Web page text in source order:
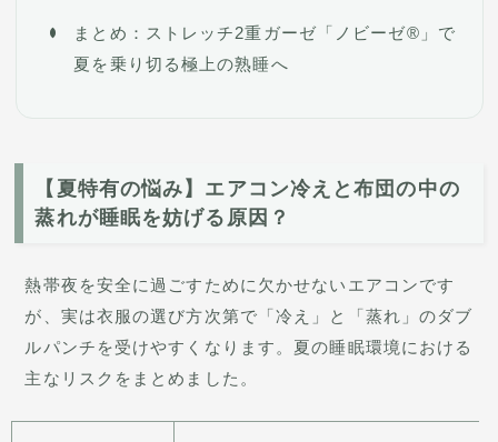
まとめ：ストレッチ2重ガーゼ「ノビーゼ®」で
夏を乗り切る極上の熟睡へ
【夏特有の悩み】エアコン冷えと布団の中の
蒸れが睡眠を妨げる原因？
熱帯夜を安全に過ごすために欠かせないエアコンです
が、実は衣服の選び方次第で「冷え」と「蒸れ」のダブ
ルパンチを受けやすくなります。夏の睡眠環境における
主なリスクをまとめました。